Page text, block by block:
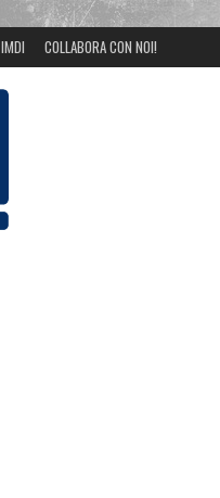
COLLABORA CON NOI!